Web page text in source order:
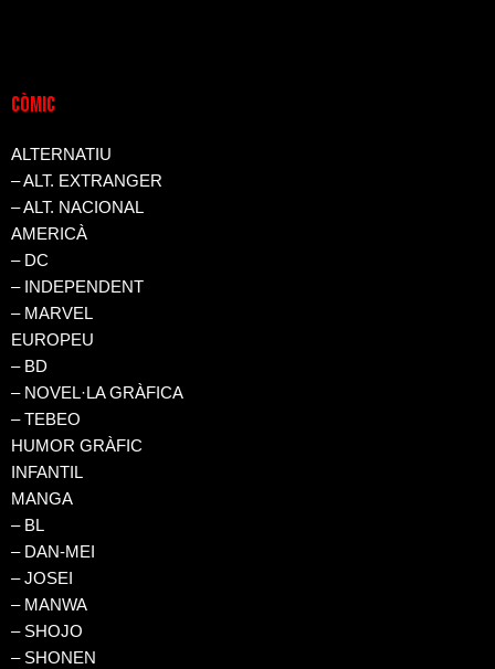
CòMIC
ALTERNATIU
– ALT. EXTRANGER
– ALT. NACIONAL
AMERICÀ
– DC
– INDEPENDENT
– MARVEL
EUROPEU
– BD
– NOVEL·LA GRÀFICA
– TEBEO
HUMOR GRÀFIC
INFANTIL
MANGA
– BL
– DAN-MEI
– JOSEI
– MANWA
– SHOJO
– SHONEN